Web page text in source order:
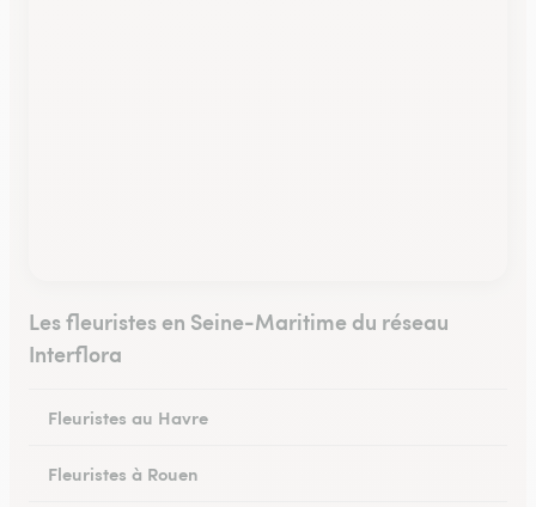
Les fleuristes en Seine-Maritime du réseau
Interflora
Fleuristes au Havre
Fleuristes à Rouen